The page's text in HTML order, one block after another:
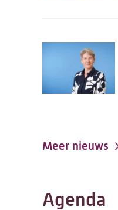
Meer nieuws
Agenda